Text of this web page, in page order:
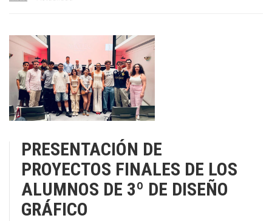
PRESENTACIÓN DE
PROYECTOS FINALES DE LOS
ALUMNOS DE 3º DE DISEÑO
GRÁFICO